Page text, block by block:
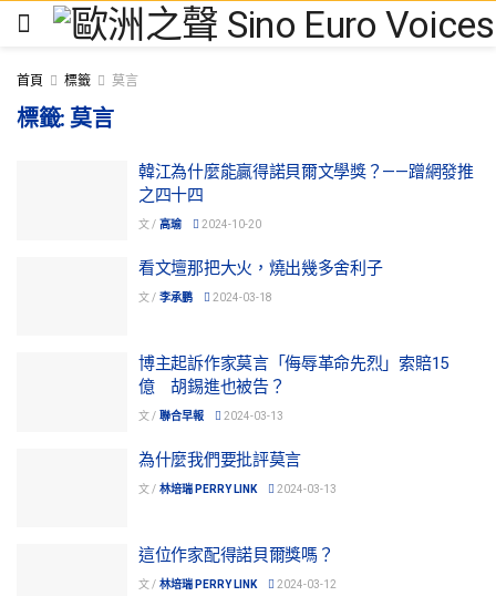
首頁 標籤 莫言
標籤:莫言
韓江為什麼能贏得諾貝爾文學獎？——蹭網發推
之四十四
文 / 高瑜 2024-10-20
看文壇那把大火，燒出幾多舍利子
文 / 李承鹏 2024-03-18
博主起訴作家莫言「侮辱革命先烈」索賠15
億 胡錫進也被告？
文 / 聯合早報 2024-03-13
為什麼我們要批評莫言
文 / 林培瑞 PERRY LINK 2024-03-13
這位作家配得諾貝爾獎嗎？
文 / 林培瑞 PERRY LINK 2024-03-12